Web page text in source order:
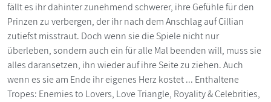
fällt es ihr dahinter zunehmend schwerer, ihre Gefühle für den
Prinzen zu verbergen, der ihr nach dem Anschlag auf Cillian
zutiefst misstraut. Doch wenn sie die Spiele nicht nur
überleben, sondern auch ein für alle Mal beenden will, muss sie
alles daransetzen, ihn wieder auf ihre Seite zu ziehen. Auch
wenn es sie am Ende ihr eigenes Herz kostet ... Enthaltene
Tropes: Enemies to Lovers, Love Triangle, Royality & Celebrities,